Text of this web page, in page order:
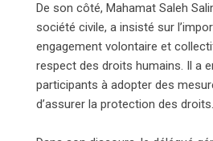
De son côté, Mahamat Saleh
société civile, a insisté sur
engagement volontaire et
respect des droits humains. Il a
participants à adopter des
d’assurer la protection des droits.